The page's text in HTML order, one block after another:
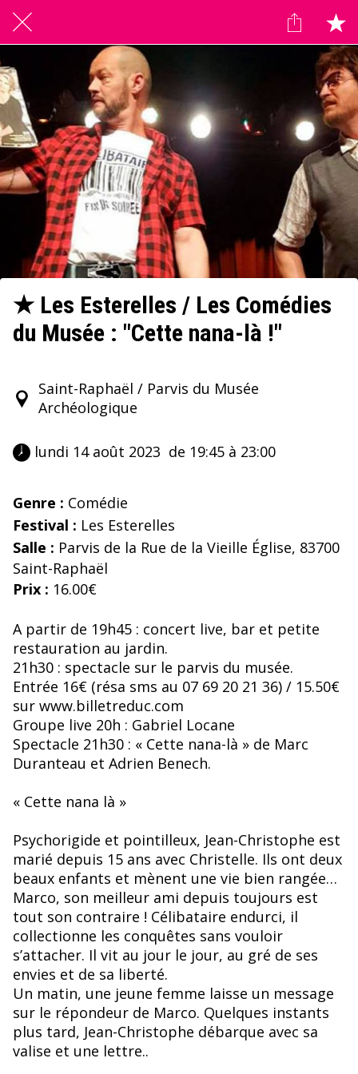
★ Les Esterelles / Les Comédies
du Musée : "Cette nana-là !"
Saint-Raphaël / Parvis du Musée
Archéologique
lundi 14 août 2023  de 19:45 à 23:00
Genre : Comédie
Festival : Les Esterelles
Salle : Parvis de la Rue de la Vieille Église, 83700
Saint-Raphaël
Prix : 16.00€
A partir de 19h45 : concert live, bar et petite
restauration au jardin.
21h30 : spectacle sur le parvis du musée.
Entrée 16€ (résa sms au 07 69 20 21 36) / 15.50€
sur www.billetreduc.com
Groupe live 20h : Gabriel Locane
Spectacle 21h30 : « Cette nana-là » de Marc
Duranteau et Adrien Benech.
« Cette nana là »
Psychorigide et pointilleux, Jean-Christophe est
marié depuis 15 ans avec Christelle. Ils ont deux
beaux enfants et mènent une vie bien rangée…
Marco, son meilleur ami depuis toujours est
tout son contraire ! Célibataire endurci, il
collectionne les conquêtes sans vouloir
s’attacher. Il vit au jour le jour, au gré de ses
envies et de sa liberté.
Un matin, une jeune femme laisse un message
sur le répondeur de Marco. Quelques instants
plus tard, Jean-Christophe débarque avec sa
valise et une lettre..